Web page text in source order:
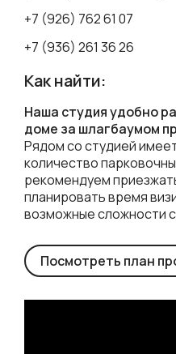
+7 (936) 261 36 26
+7 (926) 762 61 07
Наша студия удобно
доме за шлагбаумом
Рядом со студией
количество
рекомендуем
планировать время
возможные сложности
Как найти:
Посмотреть план